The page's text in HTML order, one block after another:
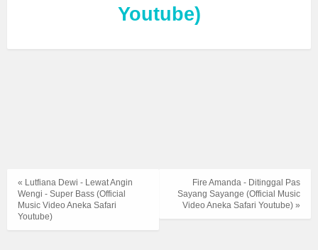
Youtube)
Fire Amanda - Ditinggal Pas
Sayang Sayange (Official Music
Video Aneka Safari Youtube) »
« Lutfiana Dewi - Lewat Angin
Wengi - Super Bass (Official
Music Video Aneka Safari
Youtube)